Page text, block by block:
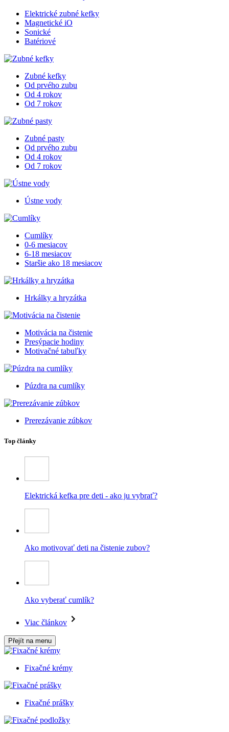
Elektrické zubné kefky
Magnetické iO
Sonické
Batériové
Zubné kefky
Od prvého zubu
Od 4 rokov
Od 7 rokov
Zubné pasty
Od prvého zubu
Od 4 rokov
Od 7 rokov
Ústne vody
Cumlíky
0-6 mesiacov
6-18 mesiacov
Staršie ako 18 mesiacov
Hrkálky a hryzátka
Motivácia na čistenie
Presýpacie hodiny
Motivačné tabuľky
Púzdra na cumlíky
Prerezávanie zúbkov
Top články
Elektrická kefka pre deti - ako ju vybrať?
Ako motivovať deti na čistenie zubov?
Ako vyberať cumlík?
Viac článkov
Přejít na menu
Fixačné krémy
Fixačné prášky